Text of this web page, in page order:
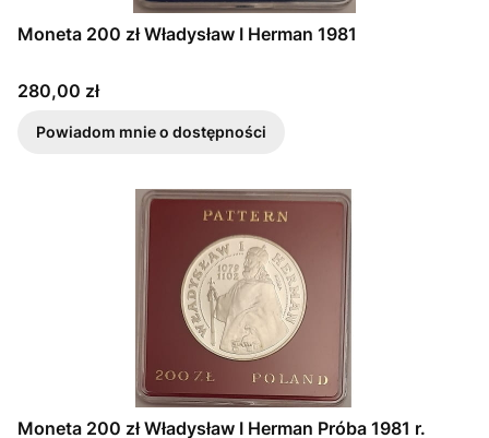
Moneta 200 zł Władysław I Herman 1981
Cena
280,00 zł
Powiadom mnie o dostępności
Moneta 200 zł Władysław I Herman Próba 1981 r.